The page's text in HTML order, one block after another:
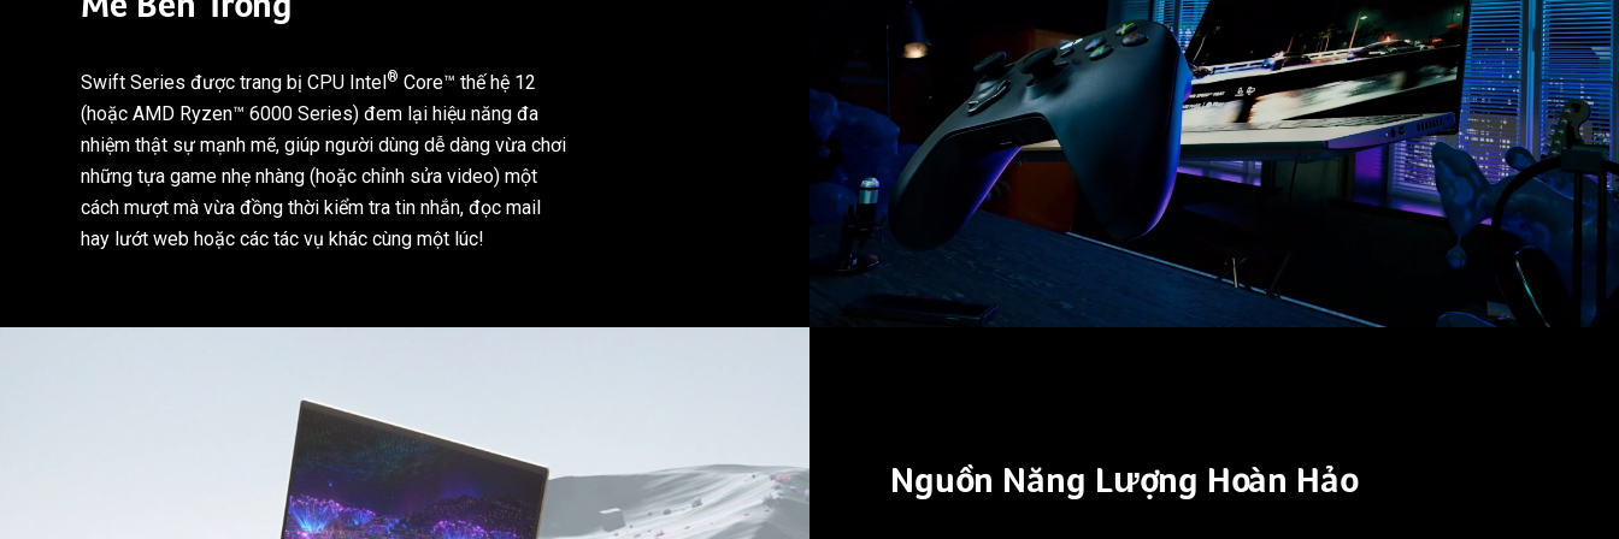
Swift Series được trang bị CPU Intel® Core™ thế hệ 12
(hoặcAMD Ryzen™ 6000 Series) đem lại hiệu năng đa
nhiệm thật sự mạnh mẽ, giúp người dùng dễ dàng vừa chơi
những tựa game nhẹ nhàng (hoặc chỉnh sửa video) một
cách mượt mà vừa đồng thời kiểm tra tin nhắn, đọc mail
hay lướt web hoặc các tác vụ khác cùng một lúc!
Nguồn Năng Lượng Hoàn Hảo